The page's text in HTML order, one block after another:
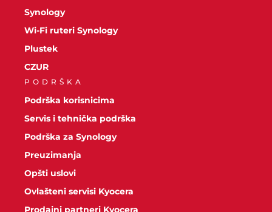
Synology
Wi-Fi ruteri Synology
Plustek
CZUR
PODRŠKA
Podrška korisnicima
Servis i tehnička podrška
Podrška za Synology
Preuzimanja
Opšti uslovi
Ovlašteni servisi Kyocera
Prodajni partneri Kyocera